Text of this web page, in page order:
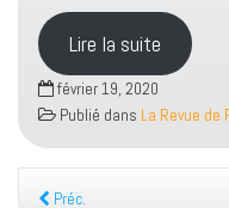
Lire la suite
février 19, 2020
Publié dans La Revue de
Préc.